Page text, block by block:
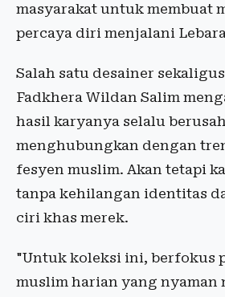
masyarakat untuk membuat
percaya diri menjalani
Salah satu desainer
Fadkhera Wildan Salim
hasil karyanya selalu
menghubungkan dengan
fesyen muslim. Akan tetapi
tanpa kehilangan identitas
ciri khas merek.
"Untuk koleksi ini, berfokus
muslim harian yang nyaman